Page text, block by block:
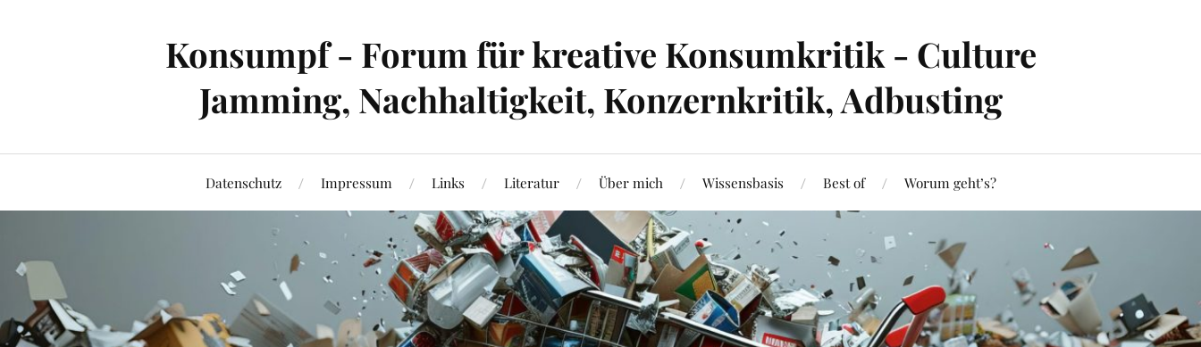
Konsumpf - Forum für kreative Konsumkritik - Culture
Jamming, Nachhaltigkeit, Konzernkritik, Adbusting
Datenschutz Impressum Links Literatur Über mich Wissensbasis Best of Worum geht’s?